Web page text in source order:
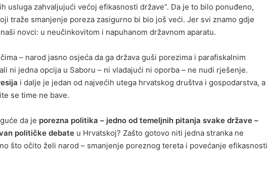
usluga zahvaljujući većoj efikasnosti države”. Da je to bilo ponuđeno,
traže smanjenje poreza zasigurno bi bio još veći. Jer svi znamo gdje
novci: u neučinkovitom i napuhanom državnom aparatu.
– narod jasno osjeća da ga država guši porezima i parafiskalnim
ni jedna opcija u Saboru – ni vladajući ni oporba – ne nudi rješenje.
i dalje je jedan od najvećih utega hrvatskog društva i gospodarstva, a
se time ne bave.
da je porezna politika – jedno od temeljnih pitanja svake države –
političke debate u Hrvatskoj? Zašto gotovo niti jedna stranka ne
što očito želi narod – smanjenje poreznog tereta i povećanje efikasnosti